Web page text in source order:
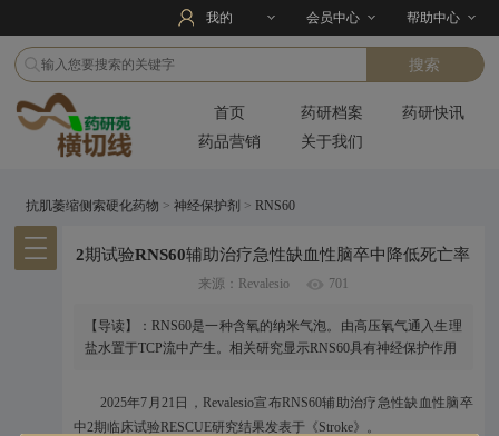
我的 会员中心 帮助中心
首页 药研档案
药研快讯
药品营销
关于我们
抗肌萎缩侧索硬化药物 >神经保护剂 >RNS60
2期试验RNS60辅助治疗急性缺血性脑卒中降低死亡率
来源：Revalesio 701
【导读】：RNS60是一种含氧的纳米气泡。由高压氧气通入生理
盐水置于TCP流中产生。相关研究显示RNS60具有神经保护作用
2025年7月21日，Revalesio宣布RNS60辅助治疗急性缺血性脑卒
中2期临床试验RESCUE研究结果发表于《Stroke》。